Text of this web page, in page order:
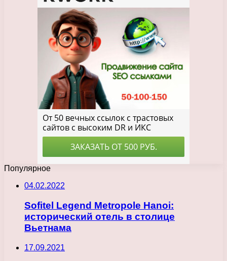
Популярное
04.02.2022
Sofitel Legend Metropole Hanoi:
исторический отель в столице
Вьетнама
17.09.2021